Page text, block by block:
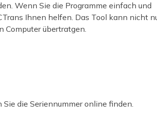
Wenn Sie die Programme einfach und
Ihnen helfen. Das Tool kann nicht
Computer übertratgen.
die Seriennummer online finden.